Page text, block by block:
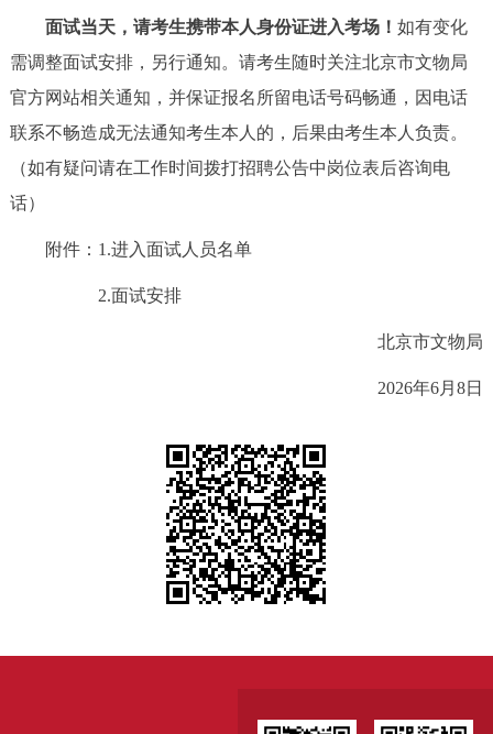
面试当天，请考生携带本人身份证进入考场！ 如有变化
需调整面试安排，另行通知。请考生随时关注北京市文物局
官方网站相关通知，并保证报名所留电话号码畅通，因电话
联系不畅造成无法通知考生本人的，后果由考生本人负责。
（如有疑问请在工作时间拨打招聘公告中岗位表后咨询电
话）
附件：1.进入面试人员名单
2.面试安排
北京市文物局
2026年6月8日